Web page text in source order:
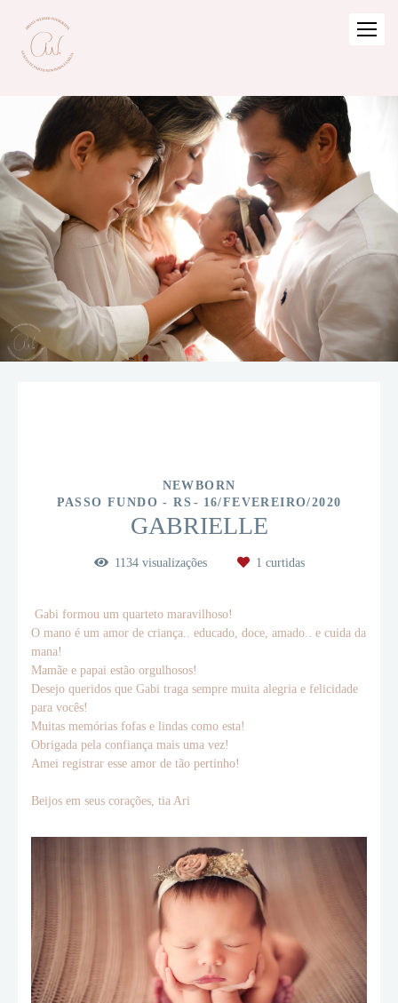
NEWBORN
PASSO FUNDO - RS
16/FEVEREIRO/2020
GABRIELLE
1134visualizações 1 curtidas
Gabi formou um quarteto maravilhoso!
O mano é um amor de criança.. educado, doce, amado.. e cuida da
mana!
Mamãe e papai estão orgulhosos!
Desejo queridos que Gabi traga sempre muita alegria e felicidade
para vocês!
Muitas memórias fofas e lindas como esta!
Obrigada pela confiança mais uma vez!
Amei registrar esse amor de tão pertinho!
Beijos em seus corações, tia Ari